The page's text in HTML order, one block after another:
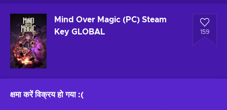
Mind Over Magic (PC) Steam
Key GLOBAL
159
क्षमा करें विक्रय हो गया :(